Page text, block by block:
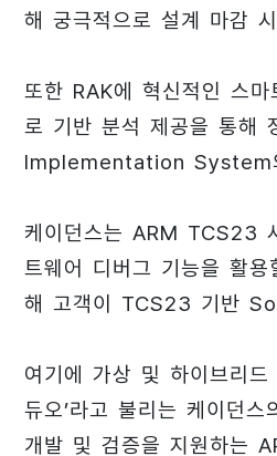
해 궁극적으로 설계 마감
또한 RAK에 혁신적인 스
로 기반 분석 제공을 통해
Implementation System
케이던스는 ARM TCS23
트웨어 디버그 기능을 활
해 고객이 TCS23 기반
여기에 가상 및 하이브리
듀오’라고 불리는 케이던
개발 및 검증을 지원하는